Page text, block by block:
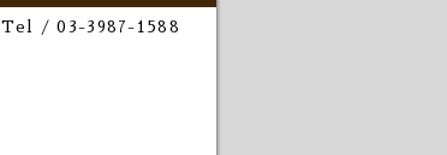
Tel / 03-3987-1588